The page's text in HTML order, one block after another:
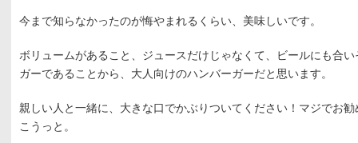
今まで知らなかったのが悔やまれるくらい、美味しいです。
ボリュームがあること、ジュースだけじゃなくて、ビールにも合
ガーであることから、大人向けのハンバーガーだと思います。
親しい人と一緒に、大きな口でかぶりついてください！マジでお
こうっと。